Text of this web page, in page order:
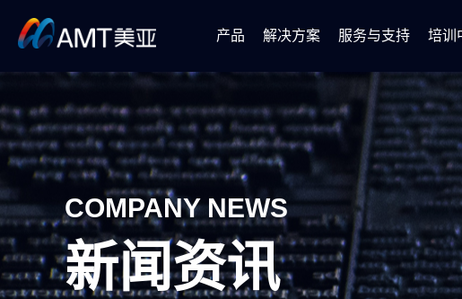
产品 解决方案
自动化解决方案
服务与支持 培训
技能
COMPANY NEWS
新闻资讯